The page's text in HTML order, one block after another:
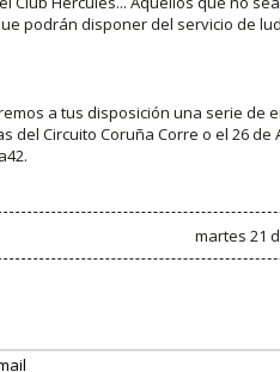
podrán disponer del servicio de
a tus disposición una serie de
Circuito Coruña Corre o el 26 de
martes 21